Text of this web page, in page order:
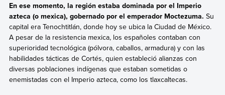
En ese momento, la región estaba dominada por el Imperio
azteca (o mexica), gobernado por el emperador Moctezuma. Su
capital era Tenochtitlán, donde hoy se ubica la Ciudad de México.
A pesar de la resistencia mexica, los españoles contaban con
superioridad tecnológica (pólvora, caballos, armadura) y con las
habilidades tácticas de Cortés, quien estableció alianzas con
diversas poblaciones indígenas que estaban sometidas o
enemistadas con el Imperio azteca, como los tlaxcaltecas.